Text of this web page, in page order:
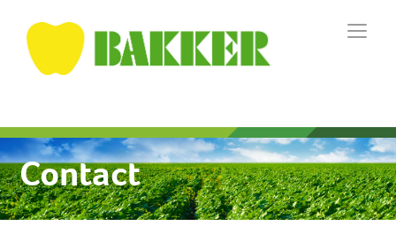
Contact